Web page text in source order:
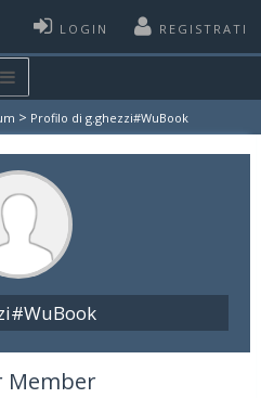
LOGIN REGISTRATI
> Profilo di g.ghezzi#WuBook
Member